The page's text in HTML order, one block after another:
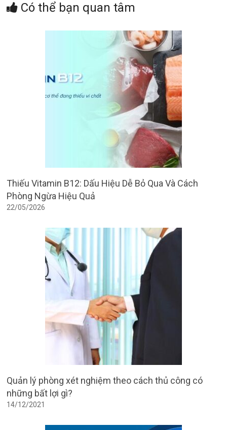
Có thể bạn quan tâm
Thiếu Vitamin B12: Dấu Hiệu Dễ Bỏ Qua Và Cách
Phòng Ngừa Hiệu Quả
22/05/2026
Quản lý phòng xét nghiệm theo cách thủ công có
những bất lợi gì?
14/12/2021